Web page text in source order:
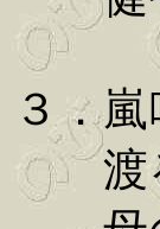
３．
渡る